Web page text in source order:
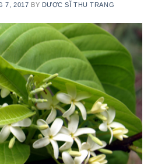
7, 2017 BY DƯỢC SĨ THU TRANG